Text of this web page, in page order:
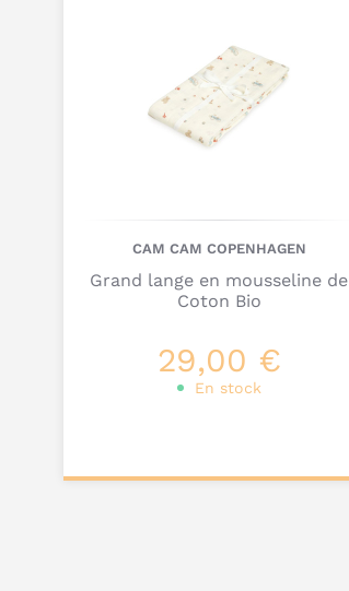
CAM CAM COPENHAGEN
Grand lange en mousseline de
Coton Bio
29,00 €
En stock